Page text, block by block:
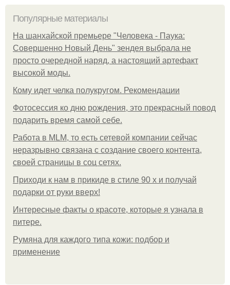
Популярные материалы
На шанхайской премьере "Человека - Паука:
Совершенно Новый День" зендея выбрала не
просто очередной наряд, а настоящий артефакт
высокой моды.
Кому идет челка полукругом. Рекомендации
Фотосессия ко дню рождения, это прекрасный повод
подарить время самой себе.
Работа в MLM, то есть сетевой компании сейчас
неразрывно связана с создание своего контента,
своей страницы в соц сетях.
Приходи к нам в прикиде в стиле 90 х и получай
подарки от руки вверх!
Интересные факты о красоте, которые я узнала в
питере.
Румяна для каждого типа кожи: подбор и
применение